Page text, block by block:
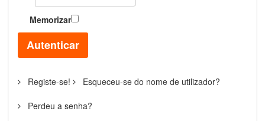
Memorizar
Autenticar
Registe-se! Esqueceu-se do nome de utilizador?
Perdeu a senha?